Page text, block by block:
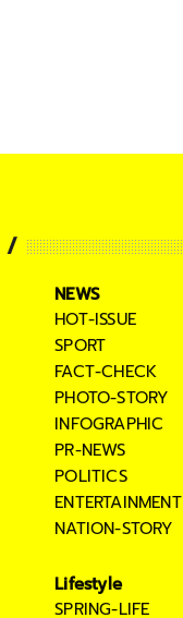
NEWS
HOT-ISSUE
SPORT
FACT-CHECK
PHOTO-STORY
INFOGRAPHIC
PR-NEWS
POLITICS
ENTERTAINMENT
NATION-STORY
Lifestyle
SPRING-LIFE